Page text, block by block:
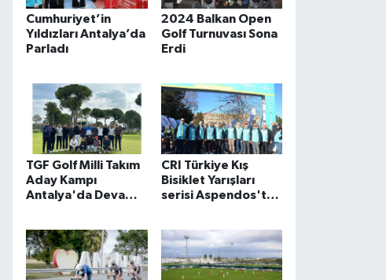
Cumhuriyet’in
Yıldızları Antalya’da
Parladı
2024 Balkan Open
Golf Turnuvası Sona
Erdi
TGF Golf Milli Takım
Aday Kampı
Antalya'da Devam
CRI Türkiye Kış
Bisiklet Yarışları
serisi Aspendos'ta